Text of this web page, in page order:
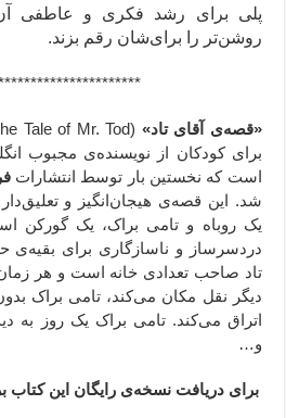
پلی برای رشد فکری و عاطفی
روشن‌تر را برای‌شان رقم بزند.
«قصه‌ی آقای تاد» (
Tale of Mr. Tod
برای کودکان از نویسنده‌ی مجبوب
است که نخستین بار توسط انتشارات
شد. این قصه‌ی هیجان‌انگیز و تعلیق‌دار
یک روباه و تامی براک، یک گورکن
دردسرساز و ناسازگاری برای بقیه‌‌ی
تاد صاحب تعدادی خانه است و هر زمان
دیگر نقل مکان می‌کند، تامی براک
اتراق می‌کند. تامی براک یک روز به
و…
برای دریافت نسخه‌ی رایگان این کتاب